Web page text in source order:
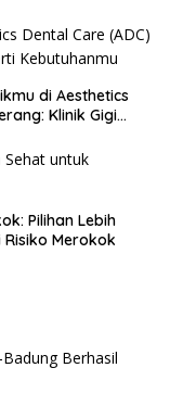
di Aesthetics
Klinik Gigi
Pilihan Lebih
Merokok